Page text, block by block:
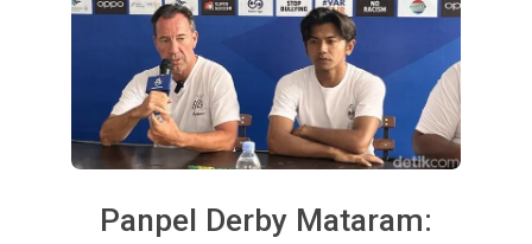
Panpel Derby Mataram: